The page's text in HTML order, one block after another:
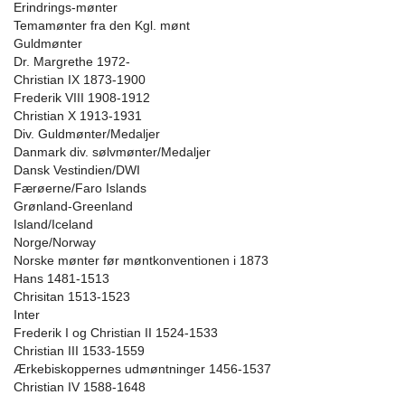
Erindrings-mønter
Temamønter fra den Kgl. mønt
Guldmønter
Dr. Margrethe 1972-
Christian IX 1873-1900
Frederik VIII 1908-1912
Christian X 1913-1931
Div. Guldmønter/Medaljer
Danmark div. sølvmønter/Medaljer
Dansk Vestindien/DWI
Færøerne/Faro Islands
Grønland-Greenland
Island/Iceland
Norge/Norway
Norske mønter før møntkonventionen i 1873
Hans 1481-1513
Chrisitan 1513-1523
Inter
Frederik I og Christian II 1524-1533
Christian III 1533-1559
Ærkebiskoppernes udmøntninger 1456-1537
Christian IV 1588-1648